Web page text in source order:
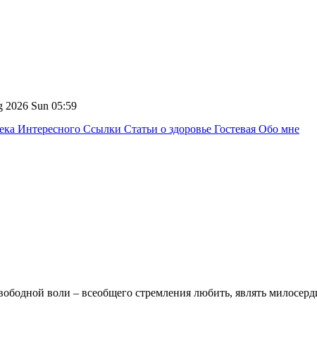
2026 Sun 05:59
Интересного Ссылки Статьи о здоровье Гостевая Обо мне
воли – всеобщего стремления любить, являть